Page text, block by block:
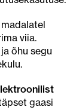
viia.
õhu segu
gaasi